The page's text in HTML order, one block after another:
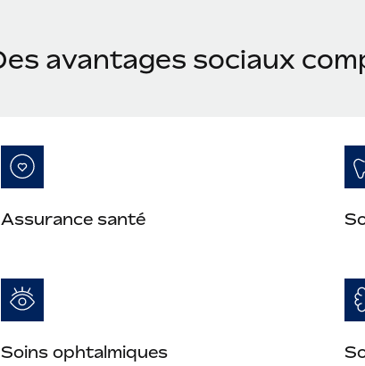
avantages sociaux
Assurance santé
Soins ophtalmiques